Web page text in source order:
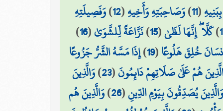
(
11
)وَصَاحِبَتِهِ وَأَخِيهِ(
12
)وَفَصِيلَتِهِ
)كَلَّا ۖ إِنَّهَا لَظَىٰ(
15
)نَزَّاعَةً لِّلشَّوَىٰ(
16
)
خُلِقَ هَلُوعًا(
19
)إِذَا مَسَّهُ الشَّرُّ جَزُوعًا
الَّذِينَ هُمْ عَلَىٰ صَلَاتِهِمْ دَائِمُونَ(
23
)وَالَّذِينَ
وَالَّذِينَ يُصَدِّقُونَ بِيَوْمِ الدِّينِ(
26
)وَالَّذِينَ هُم